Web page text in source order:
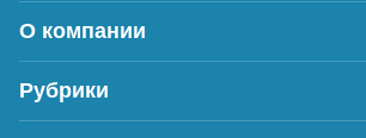
О компании
Рубрики